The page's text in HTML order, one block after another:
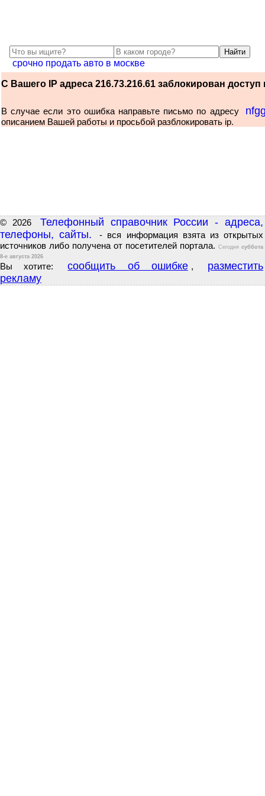
срочно продать авто в москве
С Вашего IP адреса 216.73.216.61 заблокирован доступ
В случае если это ошибка направьте письмо по адресу
описанием Вашей работы и просьбой разблокировать ip.
© 2026
Телефонный справочник России - адреса,
телефоны, сайты.
- вся информация взята из открытых
источников либо получена от посетителей портала. Сегодня суббота
8-е августа 2026
Вы хотите: сообщить об ошибке ,
разместить
рекламу